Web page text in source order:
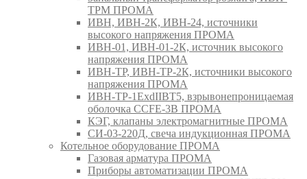
ТРМ ПРОМА
ИВН, ИВН-2К, ИВН-24, источники
высокого напряжения ПРОМА
ИВН-01, ИВН-01-2К, источник высокого
напряжения ПРОМА
ИВН-ТР, ИВН-ТР-2К, источники высокого
напряжения ПРОМА
ИВН-ТР-1ExdIIBT5, взрывонепроницаемая
оболочка CCFE-3B ПРОМА
КЭГ, клапаны электромагнитные ПРОМА
СИ-03-220Д, свеча индукционная ПРОМА
Котельное оборудование ПРОМА
Газовая арматура ПРОМА
Приборы автоматизации ПРОМА